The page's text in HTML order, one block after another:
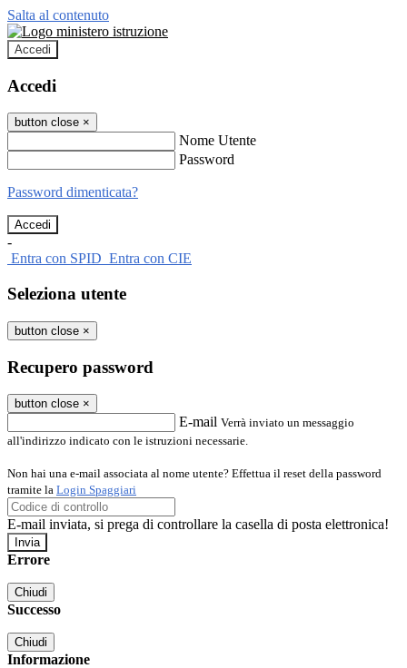
Salta al contenuto
Accedi
Accedi
button close ×
Nome Utente
Password
Password dimenticata?
-
Entra con SPID Entra con CIE
Seleziona utente
button close ×
Recupero password
button close ×
E-mail Verrà inviato un messaggio
all'indirizzo indicato con le istruzioni necessarie.
Non hai una e-mail associata al nome utente? Effettua il reset della password
tramite la Login Spaggiari
E-mail inviata, si prega di controllare la casella di posta elettronica!
Errore
Chiudi
Successo
Chiudi
Informazione